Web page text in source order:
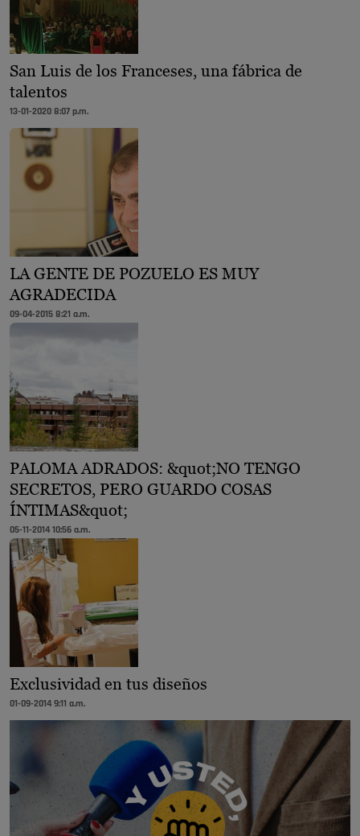
San Luis de los Franceses, una fábrica de
talentos
13-01-2020 8:07 p.m.
LA GENTE DE POZUELO ES MUY
AGRADECIDA
09-04-2015 8:21 a.m.
PALOMA ADRADOS: &quot;NO TENGO
SECRETOS, PERO GUARDO COSAS
ÍNTIMAS&quot;
05-11-2014 10:56 a.m.
Exclusividad en tus diseños
01-09-2014 9:11 a.m.